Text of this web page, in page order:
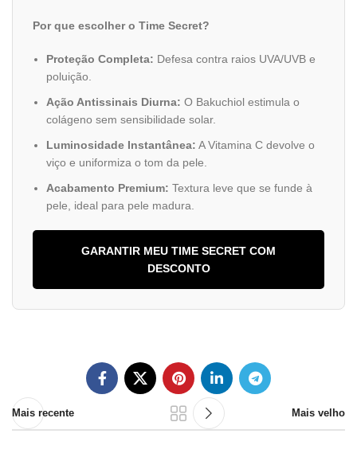
Por que escolher o Time Secret?
Proteção Completa: Defesa contra raios UVA/UVB e
poluição.
Ação Antissinais Diurna: O Bakuchiol estimula o
colágeno sem sensibilidade solar.
Luminosidade Instantânea: A Vitamina C devolve o
viço e uniformiza o tom da pele.
Acabamento Premium: Textura leve que se funde à
pele, ideal para pele madura.
GARANTIR MEU TIME SECRET COM
DESCONTO
Mais recente Mais velho